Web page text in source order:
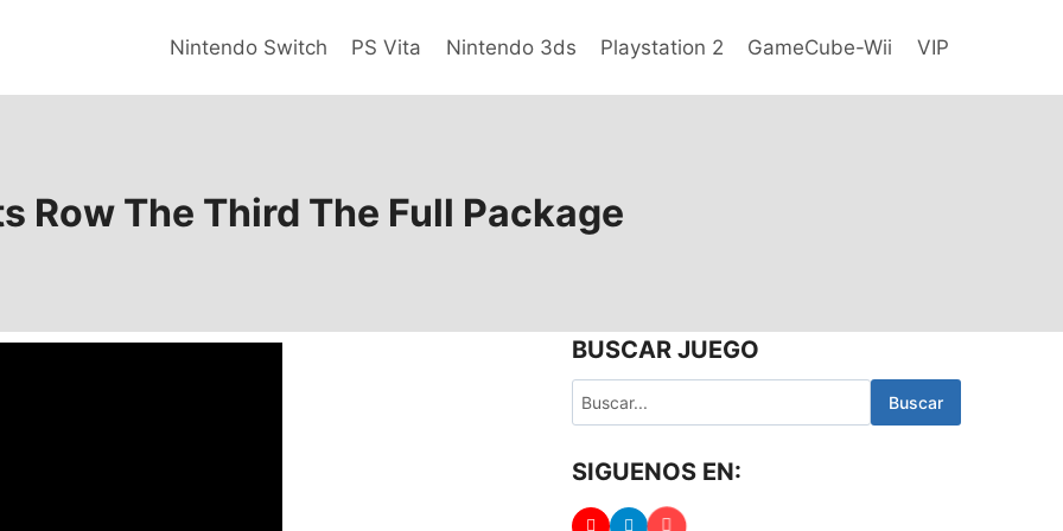
Nintendo Switch PS Vita Nintendo 3ds Playstation 2 GameCube-Wii VIP
Row The Third The Full Package
BUSCAR JUEGO
Buscar
SIGUENOS EN: